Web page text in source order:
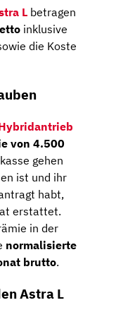
L betragen
inklusive
die Koste
von 4.500
gehen
ist und ihr
habt,
erstattet.
in der
normalisierte
brutto.
Astra L